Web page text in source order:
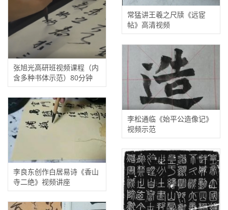
张旭光高研班视频课程（内
含多种书体示范）80分钟
李良东创作白居易诗《香山
寺二绝》视频讲座
常猛讲王羲之尺牍《远宦
帖》高清视频
李松通临《始平公造像记》
视频示范